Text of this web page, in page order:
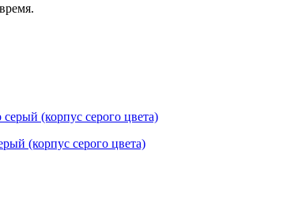
(корпус серого цвета)